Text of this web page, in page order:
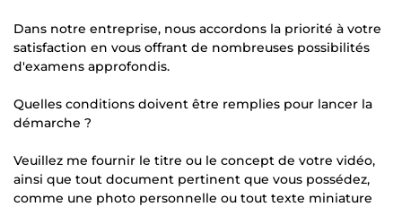
Dans notre entreprise, nous accordons la priorité à votre
satisfaction en vous offrant de nombreuses possibilités
d'examens approfondis.
Quelles conditions doivent être remplies pour lancer la
démarche ?
Veuillez me fournir le titre ou le concept de votre vidéo,
ainsi que tout document pertinent que vous possédez,
comme une photo personnelle ou tout texte miniature